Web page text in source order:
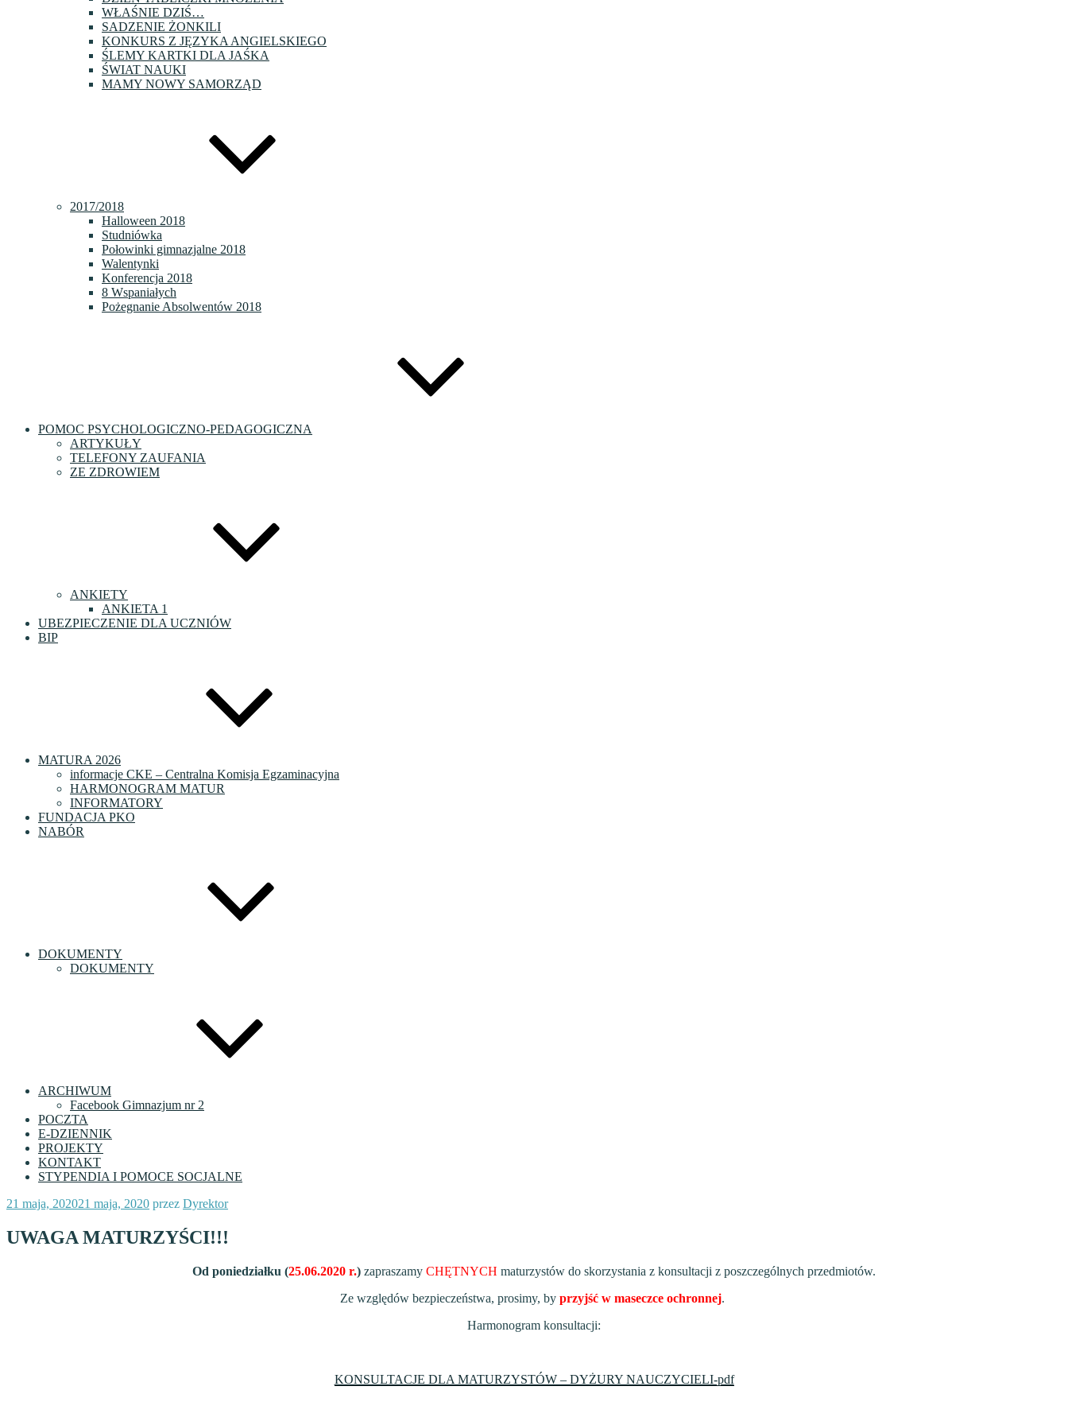
WŁAŚNIE DZIŚ…
SADZENIE ŻONKILI
KONKURS Z JĘZYKA ANGIELSKIEGO
ŚLEMY KARTKI DLA JAŚKA
ŚWIAT NAUKI
MAMY NOWY SAMORZĄD
2017/2018
Halloween 2018
Studniówka
Połowinki gimnazjalne 2018
Walentynki
Konferencja 2018
8 Wspaniałych
Pożegnanie Absolwentów 2018
POMOC PSYCHOLOGICZNO-PEDAGOGICZNA
ARTYKUŁY
TELEFONY ZAUFANIA
ZE ZDROWIEM
ANKIETY
ANKIETA 1
UBEZPIECZENIE DLA UCZNIÓW
BIP
MATURA 2026
informacje CKE – Centralna Komisja Egzaminacyjna
HARMONOGRAM MATUR
INFORMATORY
FUNDACJA PKO
NABÓR
DOKUMENTY
DOKUMENTY
ARCHIWUM
Facebook Gimnazjum nr 2
POCZTA
E-DZIENNIK
PROJEKTY
KONTAKT
STYPENDIA I POMOCE SOCJALNE
Opublikowane
21 maja, 202021 maja, 2020 przez Dyrektor
UWAGA MATURZYŚCI!!!
Od poniedziałku (25.06.2020 r.) zapraszamy CHĘTNYCH maturzystów do skorzystania z konsultacji z poszczególnych przedmiotów.
Ze względów bezpieczeństwa, prosimy, by przyjść w maseczce ochronnej.
Harmonogram konsultacji:
KONSULTACJE DLA MATURZYSTÓW – DYŻURY NAUCZYCIELI-pdf